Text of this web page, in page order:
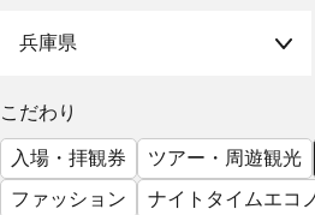
見
る
兵庫県
こだわり
入場・拝観券
ツアー・周遊観光
ファッション
ナイトタイムエコ